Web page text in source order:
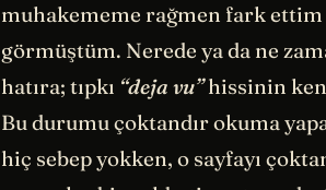
muhakememe rağmen fark ettim
görmüştüm. Nerede ya da ne
hatıra; tıpkı “deja vu”hissinin
Bu durumu çoktandır okuma
hiç sebep yokken, o sayfayı